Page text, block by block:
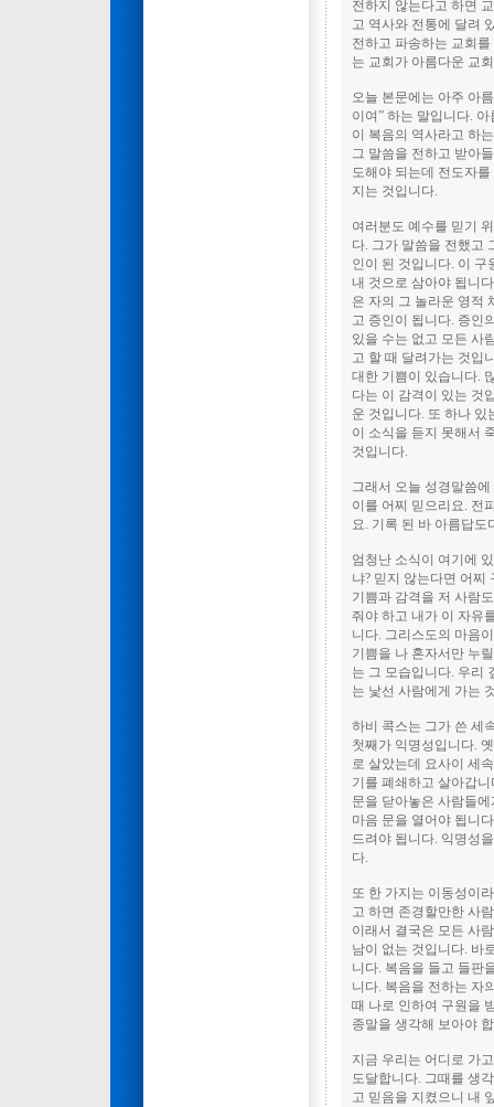
전하지 않는다고 하면
고 역사와 전통에 달려
전하고 파송하는 교회
는 교회가 아름다운 교
오늘 본문에는 아주 아
이여” 하는 말입니다.
이 복음의 역사라고 하
그 말씀을 전하고 받아
도해야 되는데 전도자
지는 것입니다.
여러분도 예수를 믿기
다. 그가 말씀을 전했고
인이 된 것입니다. 이 구
내 것으로 삼아야 됩니
은 자의 그 놀라운 영적
고 증인이 됩니다. 증인
있을 수는 없고 모든 사
고 할 때 달려가는 것입
대한 기쁨이 있습니다.
다는 이 감격이 있는 것
운 것입니다. 또 하나
이 소식을 듣지 못해서
것입니다.
그래서 오늘 성경말씀
이를 어찌 믿으리요. 전
요. 기록 된 바 아름답도
엄청난 소식이 여기에
냐? 믿지 않는다면 어찌
기쁨과 감격을 저 사람
줘야 하고 내가 이 자유
니다. 그리스도의 마음
기쁨을 나 혼자서만 누
는 그 모습입니다. 우리
는 낯선 사람에게 가는
하비 콕스는 그가 쓴 세
첫째가 익명성입니다.
로 살았는데 요사이 세
기를 폐쇄하고 살아갑
문을 닫아놓은 사람들
마음 문을 열어야 됩니
드려야 됩니다. 익명성
다.
또 한 가지는 이동성이
고 하면 존경할만한 사
이래서 결국은 모든 사
남이 없는 것입니다. 바
니다. 복음을 들고 들판
니다. 복음을 전하는 자
때 나로 인하여 구원을
종말을 생각해 보아야
지금 우리는 어디로 가
도달합니다. 그때를 생
고 믿음을 지켰으니 내